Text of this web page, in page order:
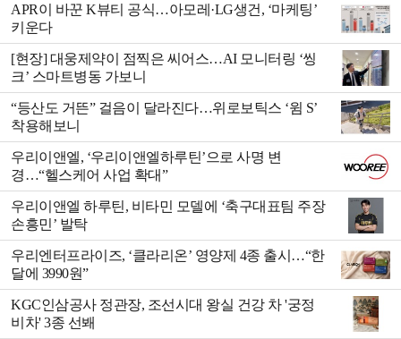
APR이 바꾼 K뷰티 공식…아모레·LG생건, ‘마케팅’
키운다
[현장] 대웅제약이 점찍은 씨어스…AI 모니터링 ‘씽
크’ 스마트병동 가보니
“등산도 거뜬” 걸음이 달라진다…위로보틱스 ‘윔 S’
착용해보니
우리이앤엘, ‘우리이앤엘하루틴’으로 사명 변
경…“헬스케어 사업 확대”
우리이앤엘 하루틴, 비타민 모델에 ‘축구대표팀 주장
손흥민’ 발탁
우리엔터프라이즈, ‘클라리온’ 영양제 4종 출시…“한
달에 3990원”
KGC인삼공사 정관장, 조선시대 왕실 건강 차 '궁정
비차' 3종 선봬